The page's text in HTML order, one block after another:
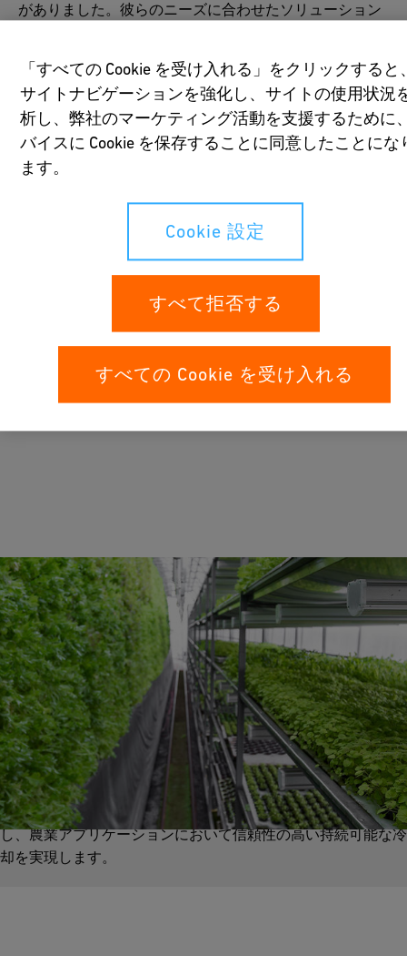
がありました。彼らのニーズに合わせたソリューション
YouTubeの動画をご覧になるには、すべてのク
Cookie 設定
アプリケーション
寒冷地水
寒冷地水システムは農業プロセスでの最適温度を維持するため
に重要です。GFパイピングシステムは、効率的な熱管理と省
エネを目指した堅牢で腐食しない配管ソリューションを提供
し、農業アプリケーションにおいて信頼性の高い持続可能な冷
却を実現します。
「すべての Cookie を受け入れる」をクリックすると
サイトナビゲーションを強化し、サイトの使用状況
析し、弊社のマーケティング活動を支援するために
バイスに Cookie を保存することに同意したことにな
ます。
Cookie 設定
すべて拒否する
すべての Cookie を受け入れる